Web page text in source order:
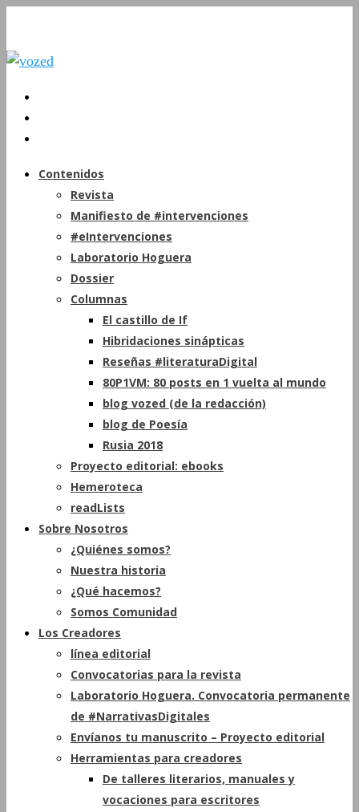
Contenidos
Revista
Manifiesto de #intervenciones
#eIntervenciones
Laboratorio Hoguera
Dossier
Columnas
El castillo de If
Hibridaciones sinápticas
Reseñas #literaturaDigital
80P1VM: 80 posts en 1 vuelta al mundo
blog vozed (de la redacción)
blog de Poesía
Rusia 2018
Proyecto editorial: ebooks
Hemeroteca
readLists
Sobre Nosotros
¿Quiénes somos?
Nuestra historia
¿Qué hacemos?
Somos Comunidad
Los Creadores
línea editorial
Convocatorias para la revista
Laboratorio Hoguera. Convocatoria permanente
de #NarrativasDigitales
Envíanos tu manuscrito – Proyecto editorial
Herramientas para creadores
De talleres literarios, manuales y
vocaciones para escritores